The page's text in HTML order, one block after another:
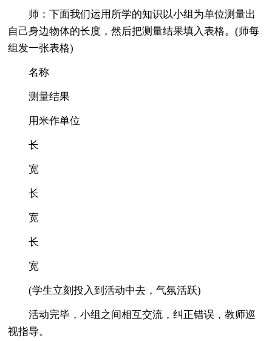
师：下面我们运用所学的知识以小组为单位测量出
自己身边物体的长度，然后把测量结果填入表格。(师每
组发一张表格)
名称
测量结果
用米作单位
长
宽
长
宽
长
宽
(学生立刻投入到活动中去，气氛活跃)
活动完毕，小组之间相互交流，纠正错误，教师巡
视指导。